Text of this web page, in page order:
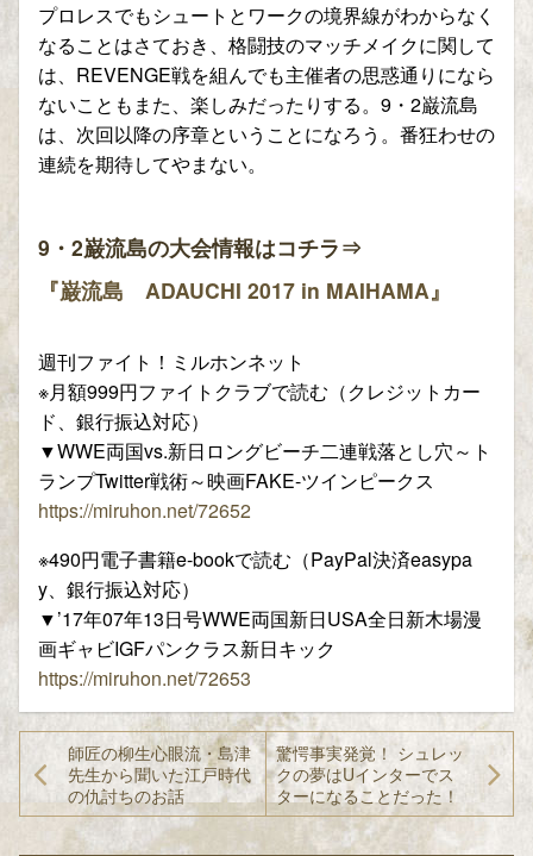
プロレスでもシュートとワークの境界線がわからなく
なることはさておき、格闘技のマッチメイクに関して
は、REVENGE戦を組んでも主催者の思惑通りになら
ないこともまた、楽しみだったりする。9・2巌流島
は、次回以降の序章ということになろう。番狂わせの
連続を期待してやまない。
9・2巌流島の大会情報はコチラ⇒
『巌流島 ADAUCHI 2017 in MAIHAMA』
週刊ファイト！ミルホンネット
※月額999円ファイトクラブで読む（クレジットカー
ド、銀行振込対応）
▼WWE両国vs.新日ロングビーチ二連戦落とし穴～ト
ランプTwitter戦術～映画FAKE-ツインピークス
https://miruhon.net/72652
※490円電子書籍e-bookで読む（PayPal決済easypa
y、銀行振込対応）
▼’17年07年13日号WWE両国新日USA全日新木場漫
画ギャビIGFパンクラス新日キック
https://miruhon.net/72653
師匠の柳生心眼流・島津
先生から聞いた江戸時代
の仇討ちのお話
驚愕事実発覚！ シュレッ
クの夢はUインターでス
ターになることだった！